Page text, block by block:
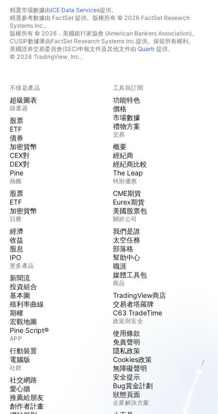
精選市場數據由ICE Data Services提供。
精選參考數據由 FactSet 提供。版權所有 © 2026 FactSet Research
Systems Inc.。
版權所有 © 2026，美國銀行家協會 (American Bankers Association)。
CUSIP數據庫由FactSet Research Systems Inc.提供。保留所有權利。
美國證券交易委員會(SEC)申報文件及其他文件由 Quartr提供。
© 2026 TradingView, Inc.。
不僅是產品
超級圖表
篩選器
股票
ETF
債券
加密貨幣
CEX對
DEX對
Pine
熱圖
股票
ETF
加密貨幣
日曆
經濟
收益
股息
IPO
更多產品
新聞流
投資組合
基本圖
殖利率曲線
期權
宏觀地圖
Pine Script®
APP
行動裝置
電腦版
社群
社交網路
愛心牆
推薦給朋友
創作者計畫
工具與訂閱
功能特色
價格
市場數據
禮物方案
交易
概要
經紀商
經紀商比較
The Leap
特別優惠
CME期貨
Eurex期貨
美國股票包
關於公司
我們是誰
太空任務
部落格
幫助中心
職涯
媒體工具包
商品
TradingView商店
交易者塔羅牌
C63 TradeTime
政策與安全
使用條款
免責聲明
隱私政策
Cookies政策
無障礙聲明
安全提示
Bug賞金計劃
狀態頁面
企業解決方案